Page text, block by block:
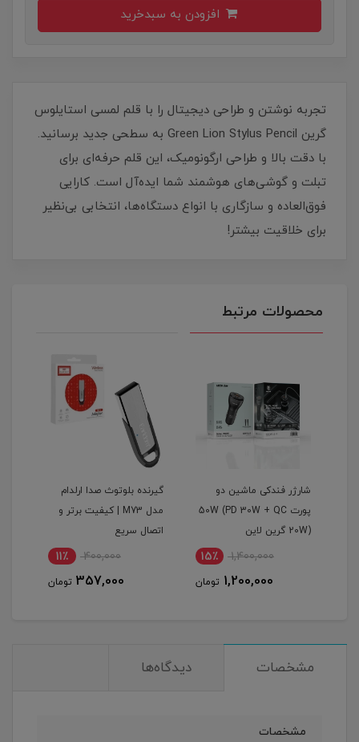
تجربه نوشتن و طراحی دیجیتال را با قلم لمسی استایلوس
گرین Green Lion Stylus Pencil به سطحی جدید برسانید.
با دقت بالا و طراحی ارگونومیک، این قلم حرفه‌ای برای
تبلت و گوشی‌های هوشمند شما ایده‌آل است. کارایی
فوق‌العاده و سازگاری با انواع دستگاه‌ها، انتخابی بی‌نظیر
برای خلاقیت بیشتر!
محصولات مرتبط
شارژر فندکی ماشین دو
پورت 50W (PD 30W + QC
20W) گرین لاین
1,400,000 15٪
1,200,000 تومان
گیرنده بلوتوث صدا ارلدام
مدل M73 | کیفیت برتر و
اتصال سریع
400,000 11٪
357,000 تومان
مشخصات دیدگاه‌ها
مشخصات